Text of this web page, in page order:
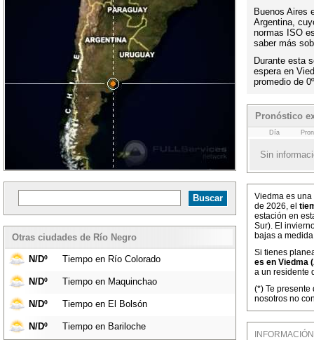
Otras ciudades de Río Negro
N/Dº Tiempo en Río Colorado
N/Dº Tiempo en Maquinchao
N/Dº Tiempo en El Bolsón
N/Dº Tiempo en Bariloche
Buenos Aires
Argentina,
normas ISO
saber más
Durante esta
espera en
promedio de
Pronóstico
Día
Sin
Viedma es
de 2026, el
estación en
Sur). El
bajas a
Si tienes
es en Viedma
a un residente
(*) Te
nosotros no